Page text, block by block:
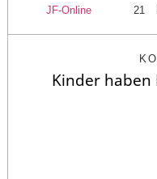
JF-Online 21
Kinder